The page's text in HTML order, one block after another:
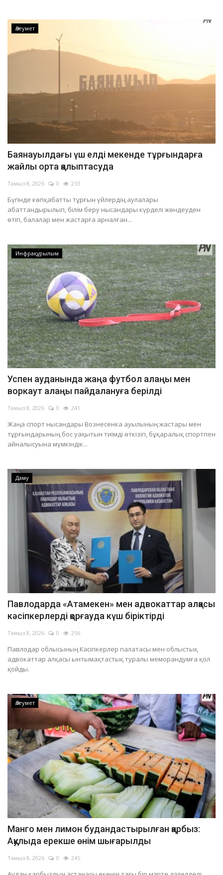
Әлеумет
Баянауылдағы үш елді мекенде тұрғындарға
жайлы орта қалыптасуда
Тамыз 8, 2026 0 253
Бүгінде көпқабатты тұрғын үйлердің аулалары
абаттандырылып, білім беру нысандары күрделі жөндеуден
өтіп, балалар мен жастарға арналған...
Инфрақұрылым
Успен ауданында жаңа футбол алаңы мен
воркаут алаңы пайдалануға берілді
Тамыз 8, 2026 0 241
Жаңа спорт нысандары Вознесенка ауылының жастары мен
тұрғындарының бос уақытын тиімді өткізіп, бұқаралық спортпен
айналысуына мүмкіндік...
Даму
Павлодарда «Атамекен» мен адвокаттар алқасы
кәсіпкерлерді қорғауда күш біріктірді
Тамыз 8, 2026 0 256
Павлодар облысының Кәсіпкерлер палатасы мен облыстық
адвокаттар алқасы ынтымақтастық туралы меморандумға қол
қойды.
Әлеумет
Манго мен лимон будандастырылған қарбыз:
Аққулыда ерекше өнім шығарылды
Тамыз 8, 2026 0 245